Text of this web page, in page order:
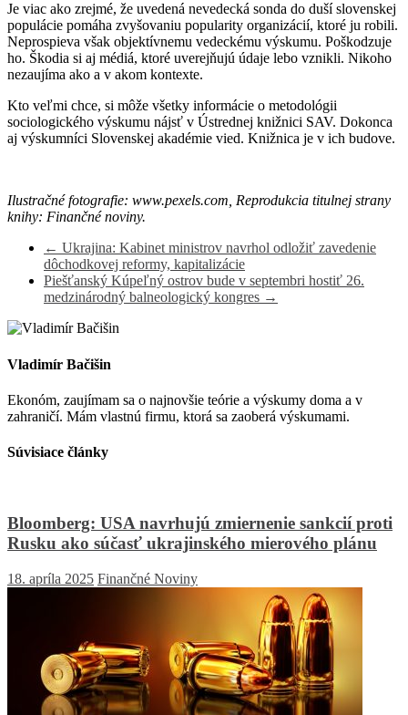
Je viac ako zrejmé, že uvedená nevedecká sonda do duší slovenskej
populácie pomáha zvyšovaniu popularity organizácií, ktoré ju robili.
Neprospieva však objektívnemu vedeckému výskumu. Poškodzuje
ho. Škodia si aj médiá, ktoré uverejňujú údaje lebo vznikli. Nikoho
nezaujíma ako a v akom kontexte.
Kto veľmi chce, si môže všetky informácie o metodológii
sociologického výskumu nájsť v Ústrednej knižnici SAV. Dokonca
aj výskumníci Slovenskej akadémie vied. Knižnica je v ich budove.
Ilustračné fotografie: www.pexels.com, Reprodukcia titulnej strany
knihy: Finančné noviny.
← Ukrajina: Kabinet ministrov navrhol odložiť zavedenie
dôchodkovej reformy, kapitalizácie
Piešťanský Kúpeľný ostrov bude v septembri hostiť 26.
medzinárodný balneologický kongres →
Vladimír Bačišin
Ekonóm, zaujímam sa o najnovšie teórie a výskumy doma a v
zahraničí. Mám vlastnú firmu, ktorá sa zaoberá výskumami.
Súvisiace články
Bloomberg: USA navrhujú zmiernenie sankcií proti
Rusku ako súčasť ukrajinského mierového plánu
18. apríla 2025 Finančné Noviny